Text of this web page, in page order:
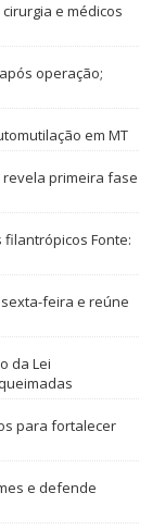
e médicos
operação;
em MT
primeira fase
Fonte:
feira e reúne
da Lei
para fortalecer
e defende